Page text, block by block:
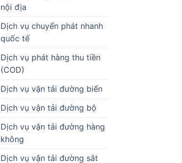
nội địa
Dịch vụ chuyển phát nhanh
quốc tế
Dịch vụ phát hàng thu tiền
(COD)
Dịch vụ vận tải đường biển
Dịch vụ vận tải đường bộ
Dịch vụ vận tải đường hàng
không
Dịch vụ vận tải đường sắt